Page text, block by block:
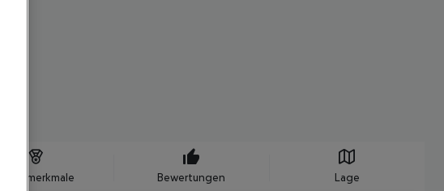
Hotelmerkmale Bewertungen Lage